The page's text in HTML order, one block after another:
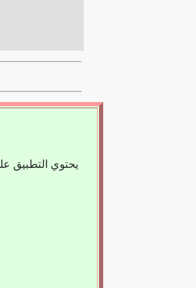
يحتوي التطبيق